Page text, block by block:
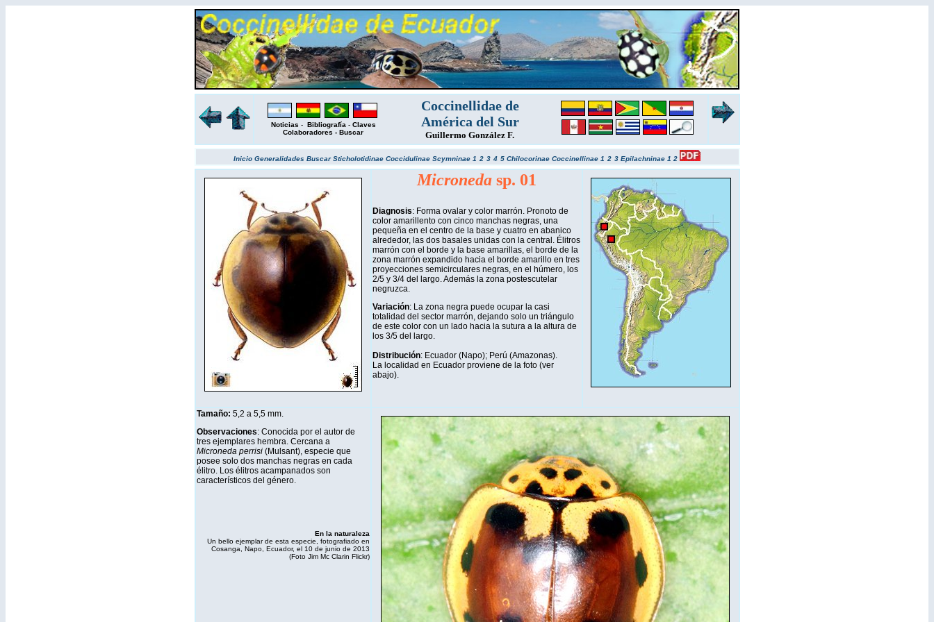
Noticias - Bibliografía - Claves
Colaboradores - Buscar
Coccinellidae de
América del Sur
Guillermo González F.
Inicio Generalidades BuscarSticholotidinae Coccidulinae Scymninae 1 2 3 4 5 Chilocorinae Coccinellinae 1 2 3 Epilachninae 1 2
Microneda sp. 01
Diagnosis: Forma ovalar y color marrón. Pronoto de
color amarillento con cinco manchas negras, una
pequeña en el centro de la base y cuatro en abanico
alrededor, las dos basales unidas con la central. Élitros
marrón con el borde y la base amarillas, el borde de la
zona marrón expandido hacia el borde amarillo en tres
proyecciones semicirculares negras, en el húmero, los
2/5 y 3/4 del largo. Además la zona postescutelar
negruzca.
Variación: La zona negra puede ocupar la casi
totalidad del sector marrón, dejando solo un triángulo
de este color con un lado hacia la sutura a la altura de
los 3/5 del largo.
Distribución: Ecuador (Napo); Perú (Amazonas).
La localidad en Ecuador proviene de la foto (ver
abajo).
Tamaño: 5,2 a 5,5 mm.
Observaciones: Conocida por el autor de
tres ejemplares hembra. Cercana a
Microneda perrisi (Mulsant), especie que
posee solo dos manchas negras en cada
élitro. Los élitros acampanados son
característicos del género.
En la naturaleza
Un bello ejemplar de esta especie, fotografiado en
Cosanga, Napo, Ecuador, el 10 de junio de 2013
(Foto Jim Mc Clarin Flickr)